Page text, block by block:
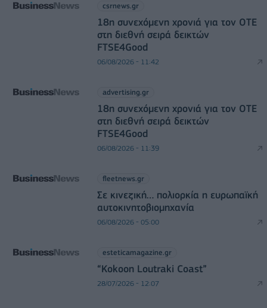
csrnews.gr
18η συνεχόμενη χρονιά για τον ΟΤΕ
στη διεθνή σειρά δεικτών
FTSE4Good
06/08/2026 - 11:42
advertising.gr
18η συνεχόμενη χρονιά για τον ΟΤΕ
στη διεθνή σειρά δεικτών
FTSE4Good
06/08/2026 - 11:39
fleetnews.gr
Σε κινεζική… πολιορκία η ευρωπαϊκή
αυτοκινητοβιομηχανία
06/08/2026 - 05:00
esteticamagazine.gr
“Kokoon Loutraki Coast”
28/07/2026 - 12:07